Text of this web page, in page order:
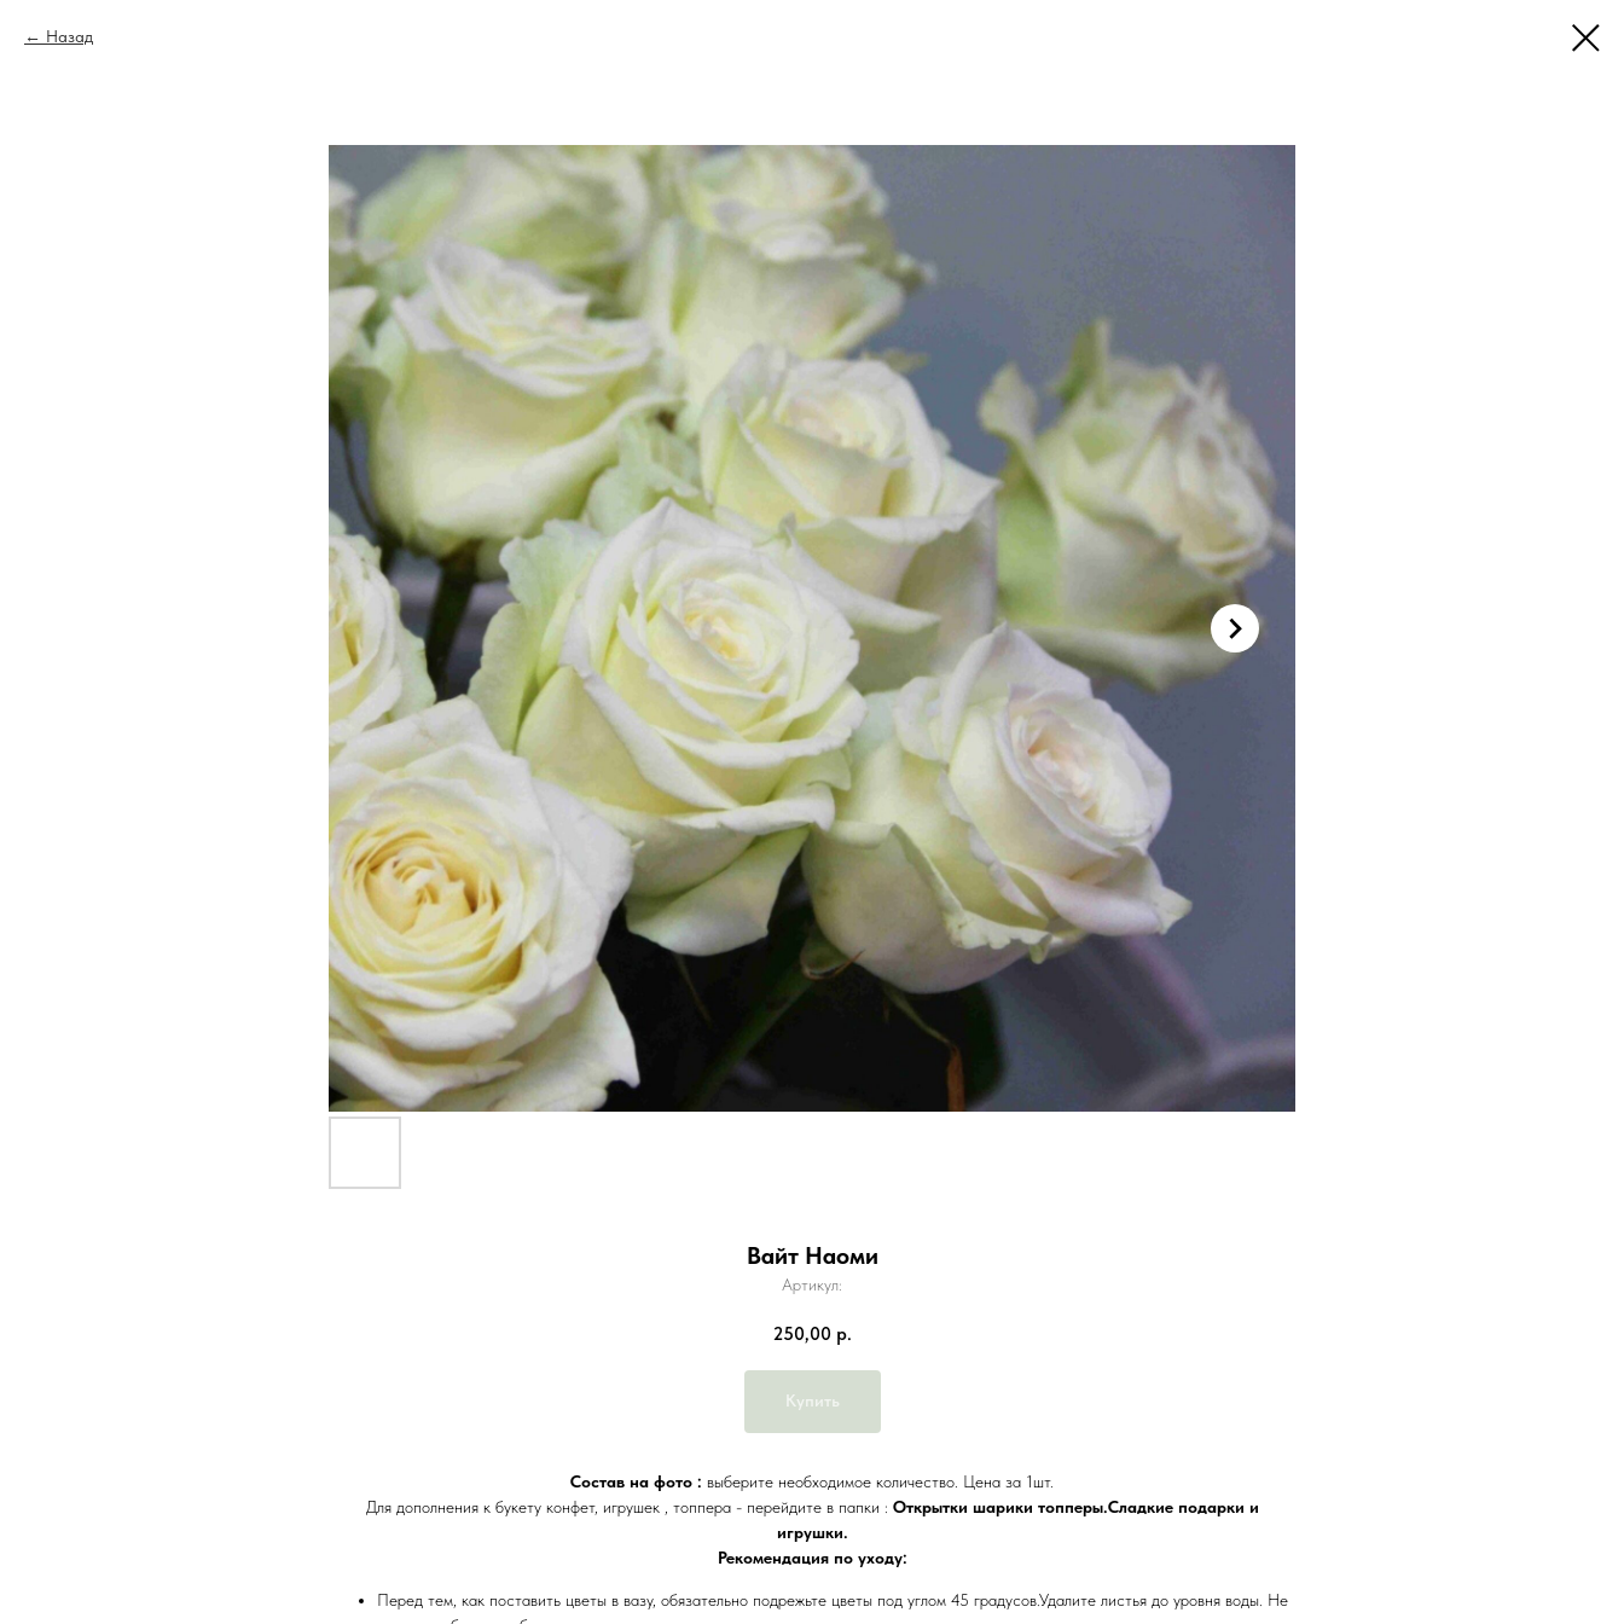
Назад
Вайт Наоми
Артикул:
250,00 р.
Купить
Состав на фото : выберите необходимое количество. Цена за 1шт.
Для дополнения к букету конфет, игрушек , топпера - перейдите в папки : Открытки шарики топперы.Сладкие подарки и
игрушки.
Рекомендация по уходу:
Перед тем, как поставить цветы в вазу, обязательно подрежьте цветы под углом 45 градусов.Удалите листья до уровня воды. Не